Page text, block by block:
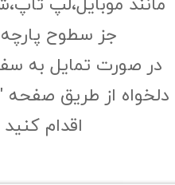
جز سطوح
در صورت تمایل به
دلخواه از طریق صفحه
اقدام